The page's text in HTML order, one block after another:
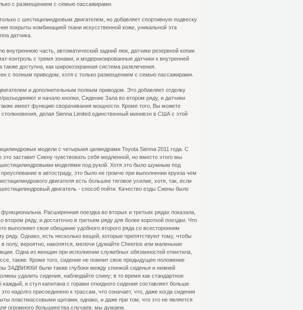
с размещением с семью пассажирами.
с шестицилиндровым двигателем, но добавляет спортивную подвеску
покрыты комбинацией ткани искусственной кожи, уникальной эта
датчика.
часть, автоматический задний люк, датчики резервной копии
контроль с тремя зонами, и модернизированные датчики к внутренней
доступна, как широкоэкранная система развлечения.
с полным приводом, хотя с только размещением с семью пассажирами.
и дополнительным полным приводом. Это добавляет отделку
и начало кнопки, Сидение Зала во втором ряду, и датчики
имеет функцию сворачивания мощности. Кроме того, Вы можете
делая Sienna Limited единственный минивэн в США с этой
модели с четырьмя цилиндрами Toyota Sienna 2011 года. С
заставит Сиену чувствовать себя медленной, но вместо этого мы
моделями под рукой. Хотя это было шумным под
в автостраду, это было не громче при выполнении круиза чем
двигателя есть большее тяговое усилие, хотя, так, если
двигатель - способ пойти. Качество езды Сиены было
Расширенная поездка во вторых и третьих рядах показала,
ряду, и достаточно в третьем ряду для более короткой поездки. Что
выполняет свое обещание удобного второго ряда со всесторонним
ряду. Однако, есть несколько вещей, которые препятствуют тому, чтобы
вероятно, накопятся, мелочи (думайте Cheerios или маленькие
Одна из женщин при исполнении служебных обязанностей отметила,
также. Кроме того, сидение не помнит свое предыдущее положение
ЗАДВИЖКИ были также глубоки между спинкой сиденья и нижней
удалить сидения, наблюдайте спину; в то время как стандартное
и стул капитана с горами откидного сидения составляет больше
надолго присоединено к трассам, что означает, что, даже когда сидения
пластмассовыми щитами, однако, и даже при том, что это не является
огромного большинства случаев, мы думаем.